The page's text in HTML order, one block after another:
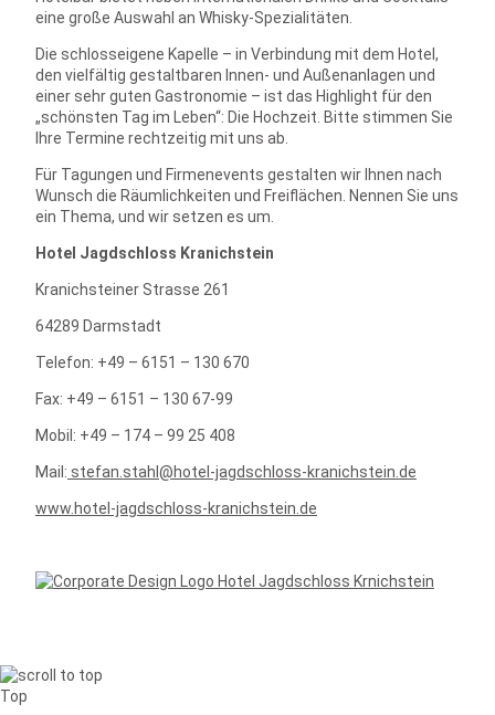
eine große Auswahl an Whisky-Spezialitäten.
Die schlosseigene Kapelle – in Verbindung mit dem Hotel,
den vielfältig gestaltbaren Innen- und Außenanlagen und
einer sehr guten Gastronomie – ist das Highlight für den
„schönsten Tag im Leben“: Die Hochzeit. Bitte stimmen Sie
Ihre Termine rechtzeitig mit uns ab.
Für Tagungen und Firmenevents gestalten wir Ihnen nach
Wunsch die Räumlichkeiten und Freiflächen. Nennen Sie uns
ein Thema, und wir setzen es um.
Hotel Jagdschloss Kranichstein
Kranichsteiner Strasse 261
64289 Darmstadt
Telefon: +49 – 6151 – 130 670
Fax: +49 – 6151 – 130 67-99
Mobil: +49 – 174 – 99 25 408
Mail: stefan.stahl@hotel-jagdschloss-kranichstein.de
www.hotel-jagdschloss-kranichstein.de
Top